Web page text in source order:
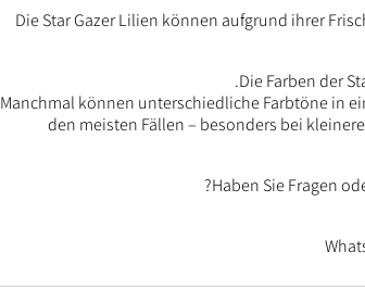
Die Star Gazer Lilien können aufgrund ihrer
Die Farben der
Manchmal können unterschiedliche Farbtöne in
den meisten Fällen – besonders bei
Haben Sie Fragen